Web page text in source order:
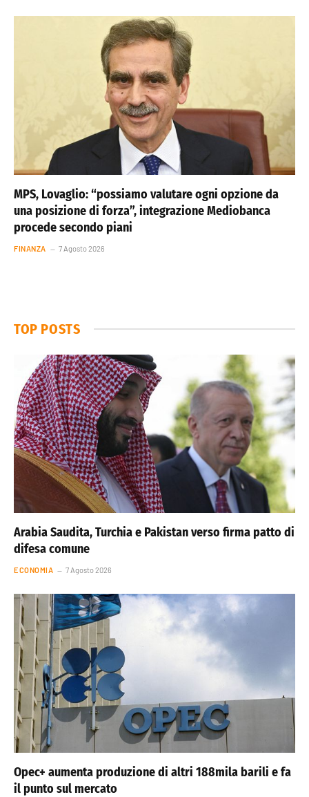
MPS, Lovaglio: “possiamo valutare ogni opzione da
una posizione di forza”, integrazione Mediobanca
procede secondo piani
FINANZA 7 Agosto 2026
TOP POSTS
Arabia Saudita, Turchia e Pakistan verso firma patto di
difesa comune
ECONOMIA 7 Agosto 2026
Opec+ aumenta produzione di altri 188mila barili e fa
il punto sul mercato